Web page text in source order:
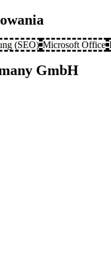
(SEO) Microsoft Office
GmbH